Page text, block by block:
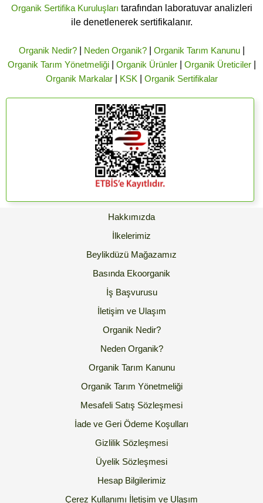
Organik Sertifika Kuruluşları tarafından laboratuvar analizleri
ile denetlenerek sertifikalanır.
Organik Nedir?| Neden Organik?| Organik Tarım Kanunu|
Organik Tarım Yönetmeliği| Organik Ürünler| Organik Üreticiler|
Organik Markalar| KSK Organik Sertifikalar
Hakkımızda
İlkelerimiz
Beylikdüzü Mağazamız
Basında Ekoorganik
İş Başvurusu
İletişim ve Ulaşım
Organik Nedir?
Neden Organik?
Organik Tarım Kanunu
Organik Tarım Yönetmeliği
Mesafeli Satış Sözleşmesi
İade ve Geri Ödeme Koşulları
Gizlilik Sözleşmesi
Üyelik Sözleşmesi
Hesap Bilgilerimiz
Çerez Kullanımı İletişim ve Ulaşım